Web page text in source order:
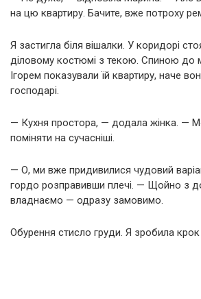
на цю квартиру. Бачите, вже потроху
Я застигла біля вішалки. У коридорі
діловому костюмі з текою. Спиною до
Ігорем показували їй квартиру, наче
господарі.
— Кухня простора, — додала жінка. —
поміняти на сучасніші.
— О, ми вже придивилися чудовий
гордо розправивши плечі. — Щойно з
владнаємо — одразу замовимо.
Обурення стисло груди. Я зробила